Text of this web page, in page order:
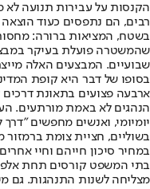
הקנסות על עבירות תנועה לא
רבים, הם נתפסים כעוד הוצאה
בשטח, המציאות ברורה: מחסור
שהמשטרה פועלת בעיקר
שבועיים. המבצעים האלה
בסופו של דבר היא קופת
ארבעה פצועים בתאונת
הנהגים לא באמת מורתעים.
יומיומי, ואנשים מחפשים
בשוליים, חציית צומת
במחיר סיכון חייהם וחיי
בתי המשפט קורסים תחת
מצליחה לשנות התנהגות. גם